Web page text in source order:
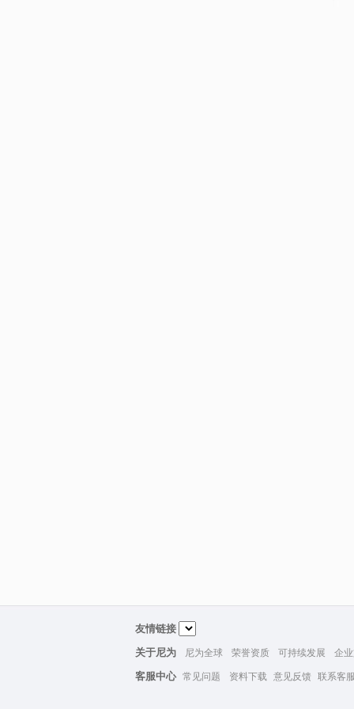
友情链接
关于尼为
尼为全球 荣誉资质 可持续发展 企
客服中心 常见问题 资料下载 意见反馈 联系客